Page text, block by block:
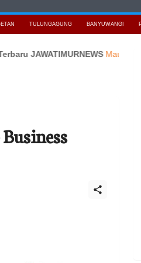
TULUNGAGUNG BANYUWANGI
Maujual Gandeng